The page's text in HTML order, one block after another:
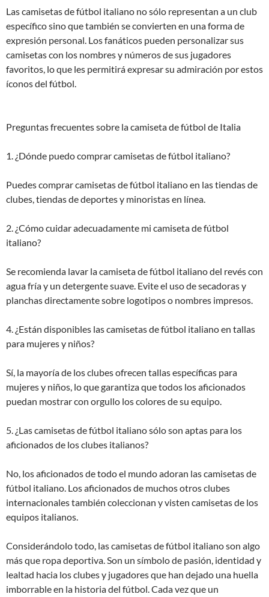
Las camisetas de fútbol italiano no sólo representan a un club
específico sino que también se convierten en una forma de
expresión personal. Los fanáticos pueden personalizar sus
camisetas con los nombres y números de sus jugadores
favoritos, lo que les permitirá expresar su admiración por estos
íconos del fútbol.
Preguntas frecuentes sobre la camiseta de fútbol de Italia
1. ¿Dónde puedo comprar camisetas de fútbol italiano?
Puedes comprar camisetas de fútbol italiano en las tiendas de
clubes, tiendas de deportes y minoristas en línea.
2. ¿Cómo cuidar adecuadamente mi camiseta de fútbol
italiano?
Se recomienda lavar la camiseta de fútbol italiano del revés con
agua fría y un detergente suave. Evite el uso de secadoras y
planchas directamente sobre logotipos o nombres impresos.
4. ¿Están disponibles las camisetas de fútbol italiano en tallas
para mujeres y niños?
Sí, la mayoría de los clubes ofrecen tallas específicas para
mujeres y niños, lo que garantiza que todos los aficionados
puedan mostrar con orgullo los colores de su equipo.
5. ¿Las camisetas de fútbol italiano sólo son aptas para los
aficionados de los clubes italianos?
No, los aficionados de todo el mundo adoran las camisetas de
fútbol italiano. Los aficionados de muchos otros clubes
internacionales también coleccionan y visten camisetas de los
equipos italianos.
Considerándolo todo, las camisetas de fútbol italiano son algo
más que ropa deportiva. Son un símbolo de pasión, identidad y
lealtad hacia los clubes y jugadores que han dejado una huella
imborrable en la historia del fútbol. Cada vez que un